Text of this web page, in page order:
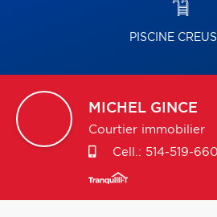
PISCINE
MICHEL GINCE
Courtier immobilier
Cell.: 514-519-